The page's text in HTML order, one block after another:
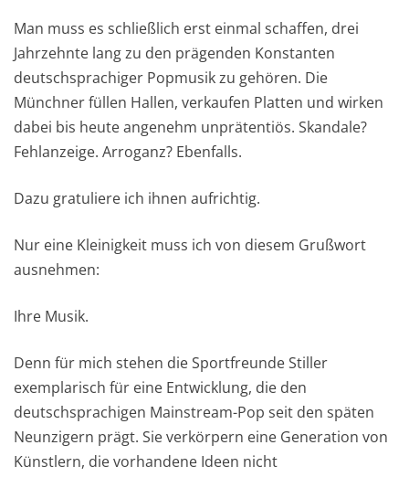
Man muss es schließlich erst einmal schaffen, drei
Jahrzehnte lang zu den prägenden Konstanten
deutschsprachiger Popmusik zu gehören. Die
Münchner füllen Hallen, verkaufen Platten und wirken
dabei bis heute angenehm unprätentiös. Skandale?
Fehlanzeige. Arroganz? Ebenfalls.
Dazu gratuliere ich ihnen aufrichtig.
Nur eine Kleinigkeit muss ich von diesem Grußwort
ausnehmen:
Ihre Musik.
Denn für mich stehen die Sportfreunde Stiller
exemplarisch für eine Entwicklung, die den
deutschsprachigen Mainstream-Pop seit den späten
Neunzigern prägt. Sie verkörpern eine Generation von
Künstlern, die vorhandene Ideen nicht